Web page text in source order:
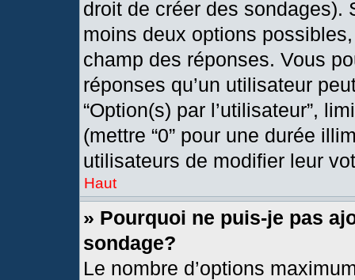
droit de créer des sondages).
moins deux options
champ des réponses. Vous
réponses qu’un utilisateur
“Option(s) par l’utilisateur”,
(mettre “0” pour une durée
utilisateurs de modifier leur
Haut
» Pourquoi ne puis-je pas
sondage?
Le nombre d’options